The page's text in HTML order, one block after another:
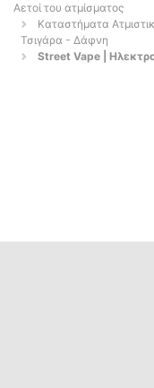
Αετοί του ατμίσματος
Καταστήματα
Τσιγάρα - Δάφνη
Street Vape |